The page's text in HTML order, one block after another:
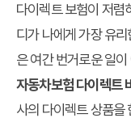
다이렉트 보험이 저렴
디가 나에게 가장 유
은 여간 번거로운 일
자동차보험 다이렉트
사의 다이렉트 상품을